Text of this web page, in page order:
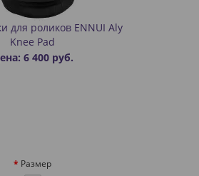
для роликов ENNUI Aly
Knee Pad
6 400 руб.
Размер